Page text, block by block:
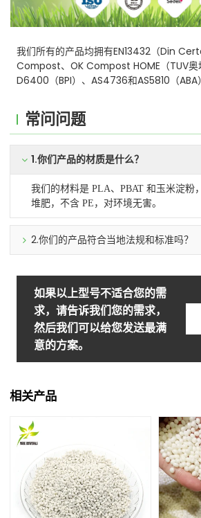
我们所有的产品均拥有EN13432（Din
Compost、OK Compost HOME（TUV奥
D6400（BPI）、AS4736和AS5810（ABA
常问问题
1.你们产品的材质是什么？
我们的材料是 PLA、PBAT 和玉米淀粉
堆肥，不含 PE，对环境无害。
2.你们的产品符合当地法规和标准吗？
如果以上型号不适合您的需
求，请告诉我们您的需求，
然后我们可以给您发送最满
意的方案。
相关产品